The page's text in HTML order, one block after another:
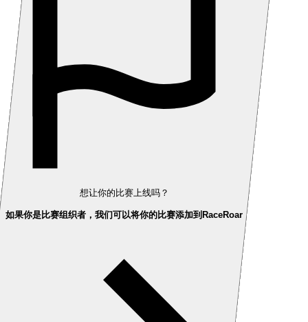
想让你的比赛上线吗？
如果你是比赛组织者，我们可以将你的比赛添加到RaceRoar